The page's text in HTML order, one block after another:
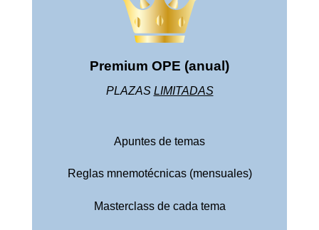
Premium OPE (anual)
PLAZAS LIMITADAS
Apuntes de temas
Reglas mnemotécnicas (mensuales)
Masterclass de cada tema